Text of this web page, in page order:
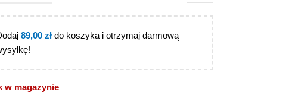
89,00 złdo koszyka i otrzymaj darmową
w magazynie